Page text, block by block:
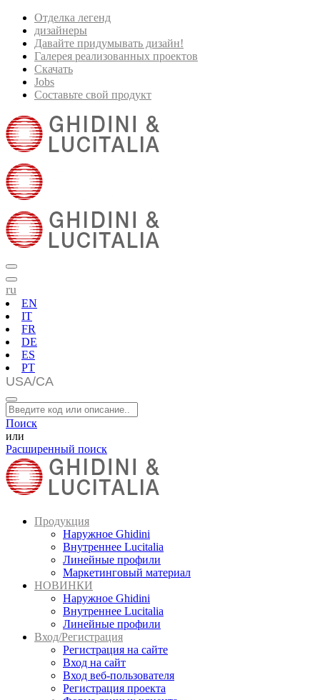
Отделка легенд
дизайнеры
Давайте придумывать дизайн!
Галерея реализованных проектов
Скачать
Jobs
Составьте свой продукт
ru
EN
IT
FR
DE
ES
PT
Поиск
или
Расширенный поиск
Продукция
Наружное Ghidini
Внутреннее Lucitalia
Линейные профили
Маркетинговый материал
НОВИНКИ
Наружное Ghidini
Внутреннее Lucitalia
Линейные профили
Вход/Регистрация
Регистрация на сайте
Вход на сайт
Вход веб-пользователя
Регистрация проекта